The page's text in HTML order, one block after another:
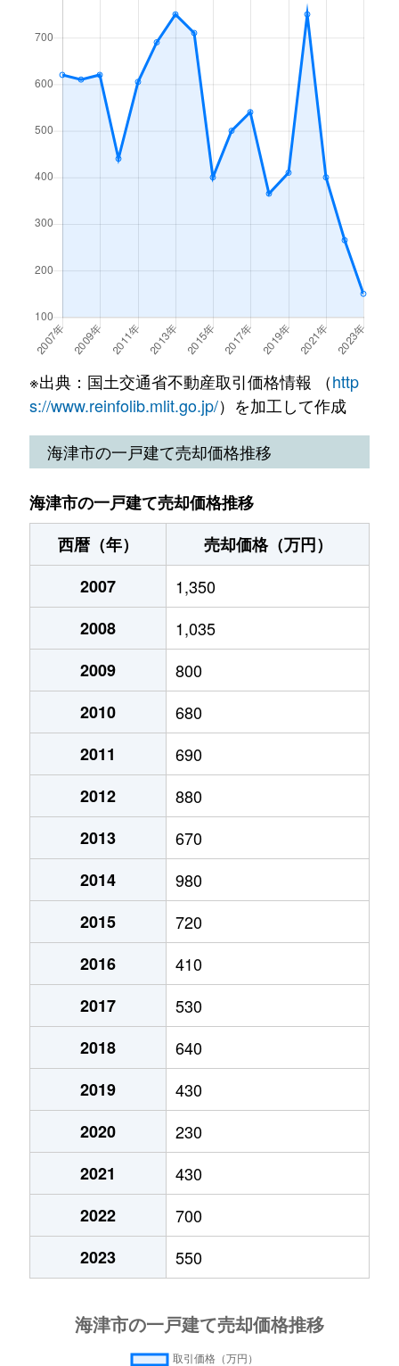
※出典：国土交通省不動産取引価格情報 （http
s://www.reinfolib.mlit.go.jp/）を加工して作成
海津市の一戸建て売却価格推移
海津市の一戸建て売却価格推移
西暦（年）
売却価格（万円）
2007
1,350
2008
1,035
2009
800
2010
680
2011
690
2012
880
2013
670
2014
980
2015
720
2016
410
2017
530
2018
640
2019
430
2020
230
2021
430
2022
700
2023
550